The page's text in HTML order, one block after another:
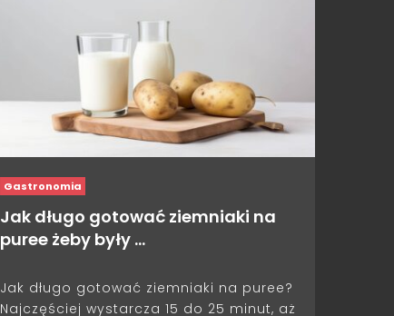
Gastronomia
Jak długo gotować ziemniaki na
puree żeby były …
Jak długo gotować ziemniaki na puree?
Najczęściej wystarcza 15 do 25 minut, aż